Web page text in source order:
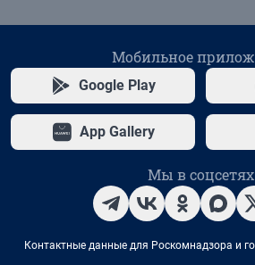
Мобильное
Google Play
App Gallery
Мы в соцсетях
Контактные данные для Роскомнадзора и